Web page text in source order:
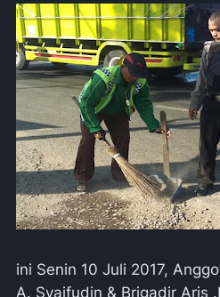
ini Senin 10 Juli 2017,
A. Syaifudin & Brigadir Aris